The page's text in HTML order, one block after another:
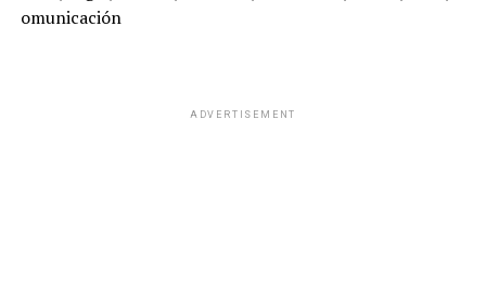
omunicación
ADVERTISEMENT